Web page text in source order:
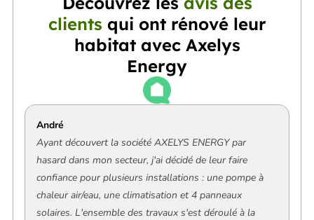
clients qui ont rénové leur
habitat avec Axelys
Energy
André
Ayant découvert la société AXELYS ENERGY par
hasard dans mon secteur, j'ai décidé de leur faire
confiance pour plusieurs installations : une pompe à
chaleur air/eau, une climatisation et 4 panneaux
solaires. L'ensemble des travaux s'est déroulé à la